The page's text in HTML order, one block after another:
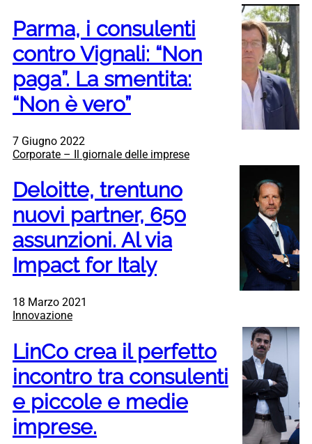
Parma, i consulenti
contro Vignali: “Non
paga”. La smentita:
“Non è vero”
7 Giugno 2022
Corporate – Il giornale delle imprese
Deloitte, trentuno
nuovi partner, 650
assunzioni. Al via
Impact for Italy
18 Marzo 2021
Innovazione
LinCo crea il perfetto
incontro tra consulenti
e piccole e medie
imprese.